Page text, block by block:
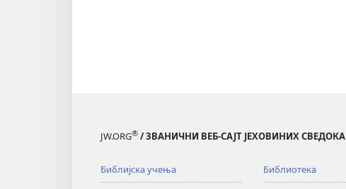
JW.ORG® / ЗВАНИЧНИ ВЕБ-САЈТ ЈЕХОВИНИХ СВЕДОКА
Библијска учења Библиотека